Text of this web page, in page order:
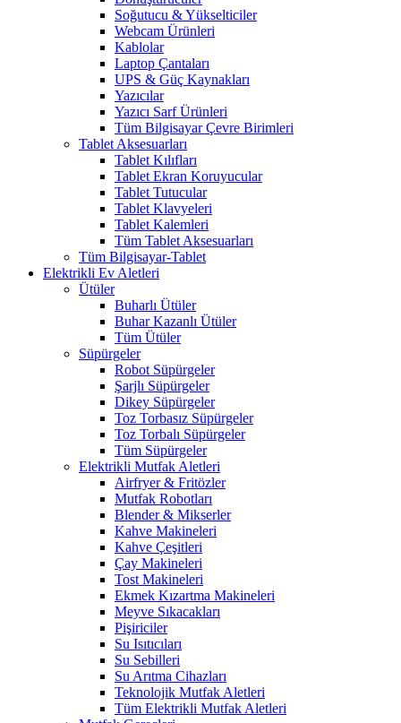
Soğutucu & Yükselticiler
Webcam Ürünleri
Kablolar
Laptop Çantaları
UPS & Güç Kaynakları
Yazıcılar
Yazıcı Sarf Ürünleri
Tüm Bilgisayar Çevre Birimleri
Tablet Aksesuarları
Tablet Kılıfları
Tablet Ekran Koruyucular
Tablet Tutucular
Tablet Klavyeleri
Tablet Kalemleri
Tüm Tablet Aksesuarları
Tüm Bilgisayar-Tablet
Elektrikli Ev Aletleri
Ütüler
Buharlı Ütüler
Buhar Kazanlı Ütüler
Tüm Ütüler
Süpürgeler
Robot Süpürgeler
Şarjlı Süpürgeler
Dikey Süpürgeler
Toz Torbasız Süpürgeler
Toz Torbalı Süpürgeler
Tüm Süpürgeler
Elektrikli Mutfak Aletleri
Airfryer & Fritözler
Mutfak Robotları
Blender & Mikserler
Kahve Makineleri
Kahve Çeşitleri
Çay Makineleri
Tost Makineleri
Ekmek Kızartma Makineleri
Meyve Sıkacakları
Pişiriciler
Su Isıtıcıları
Su Sebilleri
Su Arıtma Cihazları
Teknolojik Mutfak Aletleri
Tüm Elektrikli Mutfak Aletleri